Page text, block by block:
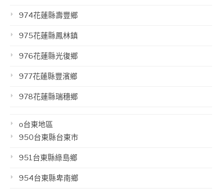
974花蓮縣壽豐鄉
975花蓮縣鳳林鎮
976花蓮縣光復鄉
977花蓮縣豐濱鄉
978花蓮縣瑞穗鄉
o台東地區
950台東縣台東市
951台東縣綠島鄉
954台東縣卑南鄉